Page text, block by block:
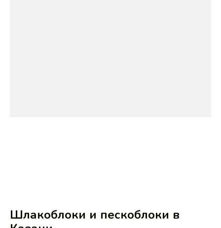
Шлакоблоки и пескоблоки в